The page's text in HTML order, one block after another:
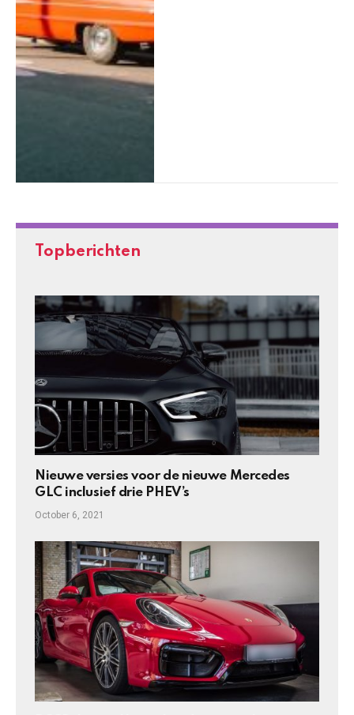
Topberichten
Nieuwe versies voor de nieuwe Mercedes
GLC inclusief drie PHEV’s
October 6, 2021